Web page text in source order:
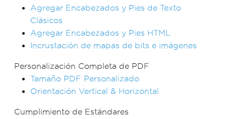
Agregar Encabezados y Pies de Texto
Clásicos
Agregar Encabezados y Pies HTML
Incrustación de mapas de bits e imágenes
Personalización Completa de PDF
Tamaño PDF Personalizado
Orientación Vertical & Horizontal
Cumplimiento de Estándares